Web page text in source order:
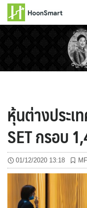
หุ้นต่างประเ
SET กรอบ
01/12/2020 13:18